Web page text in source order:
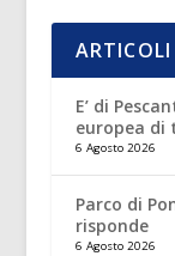
ARTICOLI
E’ di
europea di
6 Agosto 2026
Parco di
risponde
6 Agosto 2026